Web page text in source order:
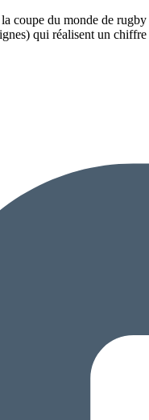
coupe du monde de
qui réalisent un